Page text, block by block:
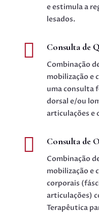
e estimula a
lesados.
 Consulta de
Combinação
mobilização e
uma consulta
dorsal e/ou
articulações e
 Consulta de
Combinação
mobilização e
corporais
articulações)
Terapêutica